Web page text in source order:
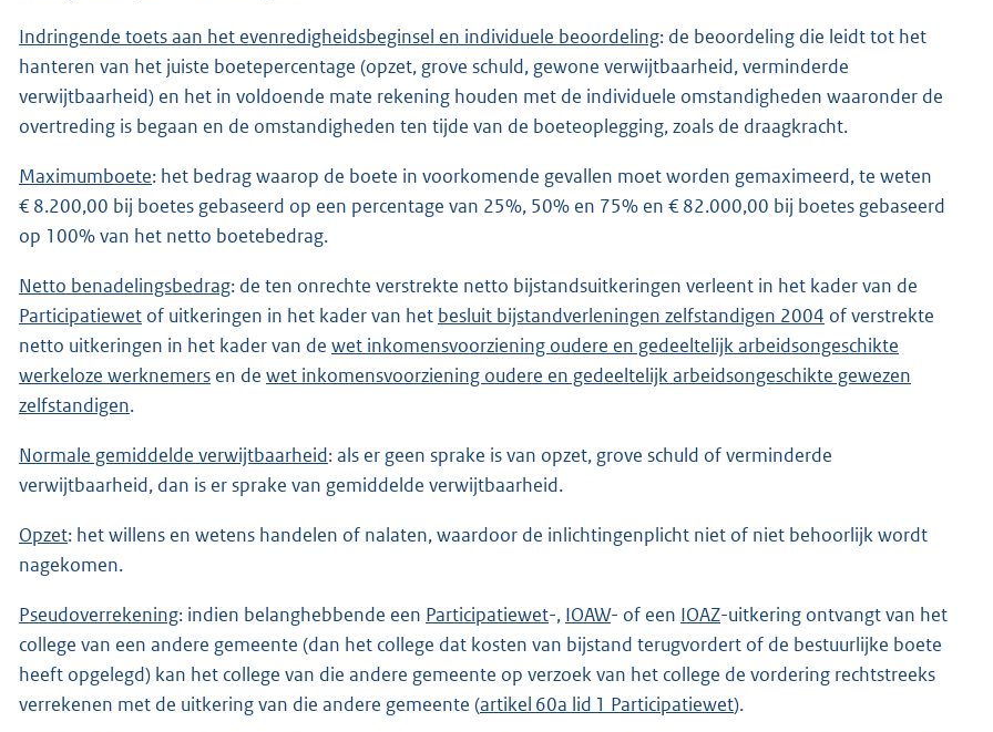
Indringende toets aan het evenredigheidsbeginsel en individuele beoordeling: de beoordeling die leidt tot het
hanteren van het juiste boetepercentage (opzet, grove schuld, gewone verwijtbaarheid, verminderde
verwijtbaarheid) en het in voldoende mate rekening houden met de individuele omstandigheden waaronder de
overtreding is begaan en de omstandigheden ten tijde van de boeteoplegging, zoals de draagkracht.
Maximumboete: het bedrag waarop de boete in voorkomende gevallen moet worden gemaximeerd, te weten
€ 8.200,00 bij boetes gebaseerd op een percentage van 25%, 50% en 75% en € 82.000,00 bij boetes gebaseerd
op 100% van het netto boetebedrag.
Netto benadelingsbedrag: de ten onrechte verstrekte netto bijstandsuitkeringen verleent in het kader van de
Participatiewet of uitkeringen in het kader van het besluit bijstandverleningen zelfstandigen 2004 of verstrekte
netto uitkeringen in het kader van de wet inkomensvoorziening oudere en gedeeltelijk arbeidsongeschikte
werkeloze werknemers en de wet inkomensvoorziening oudere en gedeeltelijk arbeidsongeschikte gewezen
zelfstandigen.
Normale gemiddelde verwijtbaarheid: als er geen sprake is van opzet, grove schuld of verminderde
verwijtbaarheid, dan is er sprake van gemiddelde verwijtbaarheid.
Opzet: het willens en wetens handelen of nalaten, waardoor de inlichtingenplicht niet of niet behoorlijk wordt
nagekomen.
Pseudoverrekening: indien belanghebbende een Participatiewet-, IOAW- of een IOAZ-uitkering ontvangt van het
college van een andere gemeente (dan het college dat kosten van bijstand terugvordert of de bestuurlijke boete
heeft opgelegd) kan het college van die andere gemeente op verzoek van het college de vordering rechtstreeks
verrekenen met de uitkering van die andere gemeente (artikel 60a lid 1 Participatiewet).